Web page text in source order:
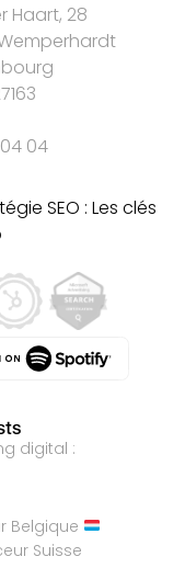
Haart, 28
04
SEO : Les clés
digital :
Belgique
Suisse